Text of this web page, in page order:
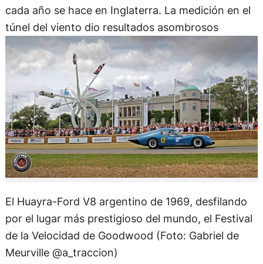
cada año se hace en Inglaterra. La medición en el
túnel del viento dio resultados asombrosos
El Huayra-Ford V8 argentino de 1969, desfilando
por el lugar más prestigioso del mundo, el Festival
de la Velocidad de Goodwood (Foto: Gabriel de
Meurville @a_traccion)